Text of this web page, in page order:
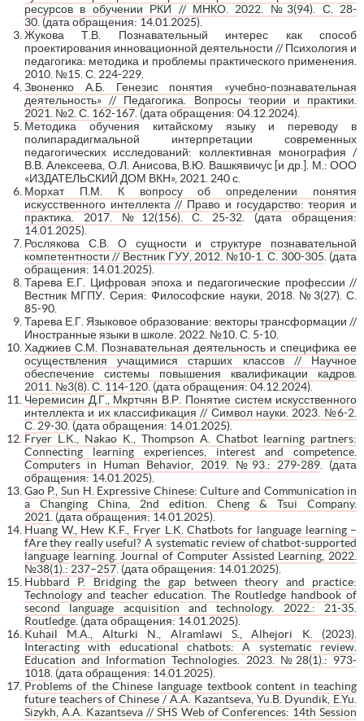
ресурсов в обучении РКИ // МНКО. 2022. №3(94). С. 28-
30. (дата обращения: 14.01.2025).
Жукова Т.В. Познавательный интерес как способ
проектирования инновационной деятельности // Психология и
педагогика: методика и проблемы практического применения.
2010. №15. С. 224-229.
Звоненко А.Б. Генезис понятия «учебно-познавательная
деятельность» // Педагогика. Вопросы теории и практики.
2021. №2. С. 162-167. (дата обращения: 04.12.2024).
Методика обучения китайскому языку и переводу в
полипарадигмальной интерпретации современных
педагогических исследований: коллективная монография /
В.В. Алексеева, О.Л. Анисова, В.Ю. Вашкявичус [и др.]. М.: ООО
«ИЗДАТЕЛЬСКИЙ ДОМ ВКН», 2021. 240 с.
Морхат П.М. К вопросу об определении понятия
искусственного интеллекта // Право и государство: теория и
практика. 2017. №12(156). С. 25-32 . (дата обращения:
14.01.2025).
Рослякова С.В. О сущности и структуре познавательной
компетентности // Вестник ГУУ, 2012. №10-1. С. 300-305 . (дата
обращения: 14.01.2025).
Тарева Е.Г. Цифровая эпоха и педагогические профессии //
Вестник МГПУ. Серия: Философские науки, 2018. №3(27). С.
85-90.
Тарева Е.Г. Языковое образование: векторы трансформации //
Иностранные языки в школе. 2022. №10. С. 5-10.
Хаджиев С.М. Познавательная деятельность и специфика ее
осуществления учащимися старших классов // Научное
обеспечение системы повышения квалификации кадров.
2011. №3(8). С. 114-120. (дата обращения: 04.12.2024).
Черемисин Д.Г., Мкртчян В.Р. Понятие систем искусственного
интеллекта и их классификация // Символ науки. 2023. №6-2.
С. 29-30. (дата обращения: 14.01.2025).
Fryer L.K., Nakao K., Thompson A. Chatbot learning partners:
Connecting learning experiences, interest and competence.
Computers in Human Behavior, 2019. №93.: 279-289 . (дата
обращения: 14.01.2025).
Gao P., Sun H. Expressive Chinese: Culture and Communication in
a Changing China, 2nd edition. Cheng & Tsui Company.
2021 . (дата обращения: 14.01.2025).
Huang W., Hew K.F., Fryer L.K. Chatbots for language learning –
fAre they really useful? A systematic review of chatbot-supported
language learning. Journal of Computer Assisted Learning, 2022.
№38(1).: 237–257. (дата обращения: 14.01.2025).
Hubbard P. Bridging the gap between theory and practice:
Technology and teacher education. The Routledge handbook of
second language acquisition and technology. 2022.: 21-35.
Routledge. (дата обращения: 14.01.2025).
Kuhail M.A., Alturki N., Alramlawi S., Alhejori K. (2023).
Interacting with educational chatbots: A systematic review.
Education and Information Technologies. 2023. №28(1).: 973-
1018. (дата обращения: 14.01.2025).
Problems of the Chinese language textbook content in teaching
future teachers of Chinese / A.A. Kazantseva, Yu.B. Dyundik, E.Yu.
Sizykh, A.A. Kazantseva // SHS Web of Conferences: 14th Session